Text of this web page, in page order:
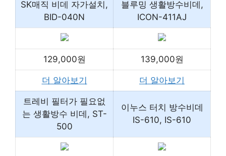
SK매직 비데 자가설치,
BID-040N
블루밍 생활방수비데,
ICON-411AJ
129,000원 139,000원
더 알아보기 더 알아보기
트레비 필터가 필요없
는 생활방수 비데, ST-
500
이누스 터치 방수비데
IS-610, IS-610